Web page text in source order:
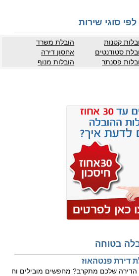
סוגי שירות
קטנות
הובלת משרד
סטודנטים
אחסון דירה
פסנתר הובלות מנוף
בטוחה
דירת פנטהאוז
הדירה שלכם מתקרב? מחפשים מובילים וח